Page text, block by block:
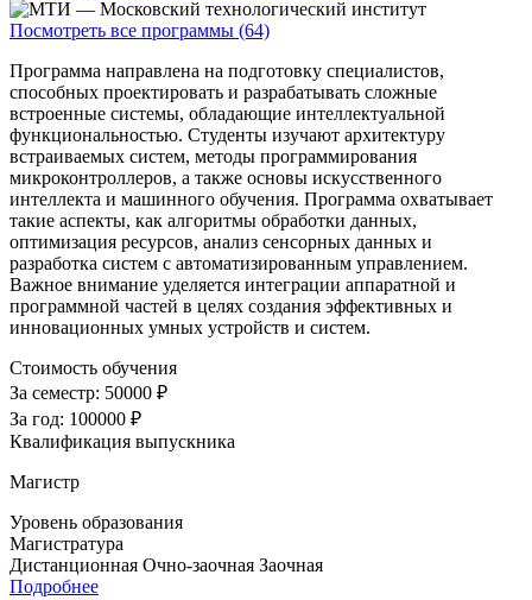
Посмотреть все программы (64)
Программа направлена на подготовку специалистов,
способных проектировать и разрабатывать сложные
встроенные системы, обладающие интеллектуальной
функциональностью. Студенты изучают архитектуру
встраиваемых систем, методы программирования
микроконтроллеров, а также основы искусственного
интеллекта и машинного обучения. Программа охватывает
такие аспекты, как алгоритмы обработки данных,
оптимизация ресурсов, анализ сенсорных данных и
разработка систем с автоматизированным управлением.
Важное внимание уделяется интеграции аппаратной и
программной частей в целях создания эффективных и
инновационных умных устройств и систем.
Стоимость обучения
За семестр: 50000 ₽
За год: 100000 ₽
Квалификация выпускника
Магистр
Уровень образования
Магистратура
Дистанционная Очно-заочная Заочная
Подробнее